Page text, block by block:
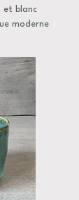
et blanc
moderne